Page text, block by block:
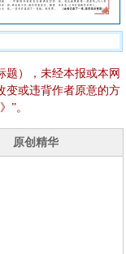
题），未经本报或本网
变或违背作者原意的方
”。